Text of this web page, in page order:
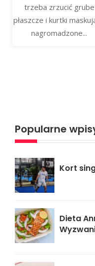
trzeba zrzucić grube
płaszcze i kurtki
nagromadzone...
Popularne
Kort
Dieta